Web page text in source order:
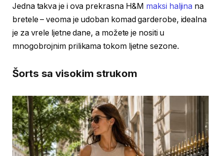
Jedna takva je i ova prekrasna H&M maksi haljina na
bretele – veoma je udoban komad garderobe, idealna
je za vrele ljetne dane, a možete je nositi u
mnogobrojnim prilikama tokom ljetne sezone.
Šorts sa visokim strukom